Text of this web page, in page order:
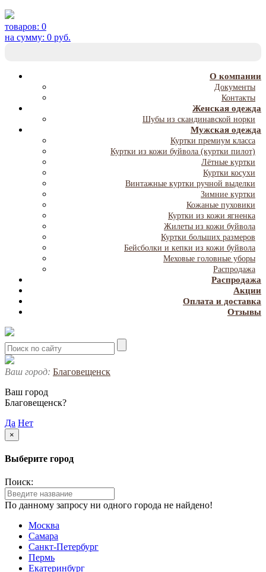
товаров: 0
на сумму: 0 руб.
О компании
Документы
Контакты
Женская одежда
Шубы из скандинавской норки
Мужская одежда
Куртки премиум класса
Куртки из кожи буйвола (куртки пилот)
Лётные куртки
Куртки косухи
Винтажные куртки ручной выделки
Зимние куртки
Кожаные пуховики
Куртки из кожи ягненка
Жилеты из кожи буйвола
Куртки больших размеров
Бейсболки и кепки из кожи буйвола
Меховые головные уборы
Распродажа
Распродажа
Акции
Оплата и доставка
Отзывы
Ваш город: Благовещенск
Ваш город
Благовещенск?
Да Нет
×
Выберите город
Поиск:
По данному запросу ни одного города не найдено!
Москва
Самара
Санкт-Петербург
Пермь
Екатеринбург